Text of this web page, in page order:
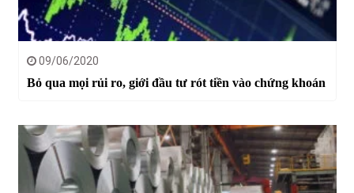
09/06/2020
Bỏ qua mọi rủi ro, giới đầu tư rót tiền vào chứng khoán